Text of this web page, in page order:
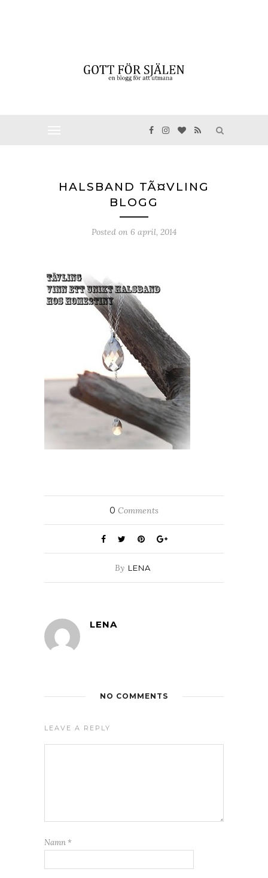
HALSBAND TÃ¤VLING
BLOGG
Posted on 6 april, 2014
0 Comments
By LENA
LENA
NO COMMENTS
LEAVE A REPLY
Namn *